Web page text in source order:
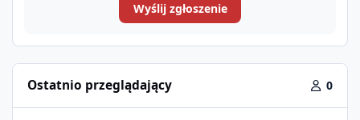
Wyślij zgłoszenie
Ostatnio przeglądający 0